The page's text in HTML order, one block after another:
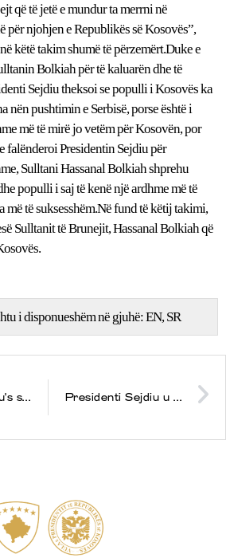
që të jetë e mundur ta merrni në
për njohjen e Republikës së Kosovës”,
këtë takim shumë të përzemërt.Duke e
Bolkiah për të kaluarën dhe të
Sejdiu theksoi se populli i Kosovës ka
nën pushtimin e Serbisë, porse është i
më të mirë jo vetëm për Kosovën, por
falënderoi Presidentin Sejdiu për
Sulltani Hassanal Bolkiah shprehu
populli i saj të kenë një ardhme më të
të suksesshëm.Në fund të këtij takimi,
Sulltanit të Brunejit, Hassanal Bolkiah që
i disponueshëm në gjuhë:EN SR
President Sejdiu's speech at a coctail celebrating the February 17, the Day of Independence of Kosovo Presidenti Sejdiu u takua me Presidentin e Maldiveve, Mohamed Nasheed